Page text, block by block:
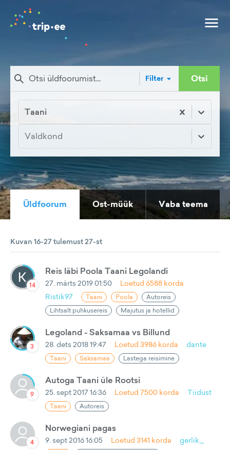
Filter Otsi
Taani
Valdkond
Üldfoorum Ost-müük Vaba teema
Kuvan 16-27 tulemust 27-st
14
Reis läbi Poola Taani Legolandi
27. märts 2019 01:50 Loetud 6588 korda
Ristik97
Taani Poola
Autoreis
Lihtsalt puhkusereis
Majutus ja hotellid
3
Legoland - Saksamaa vs Billund
28. dets 2018 19:47 Loetud 3986 korda dante
Taani Saksamaa Lastega reisimine
9
Autoga Taani üle Rootsi
25. sept 2017 16:36 Loetud 7500 korda Tiidust
Taani Autoreis
4
Norwegiani pagas
9. sept 2016 16:05 Loetud 3141 korda gerlik_